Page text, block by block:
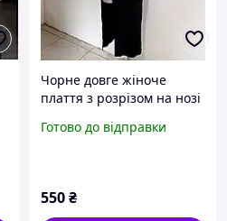
Чорне довге жіноче
плаття з розрізом на нозі
Готово до відправки
550₴